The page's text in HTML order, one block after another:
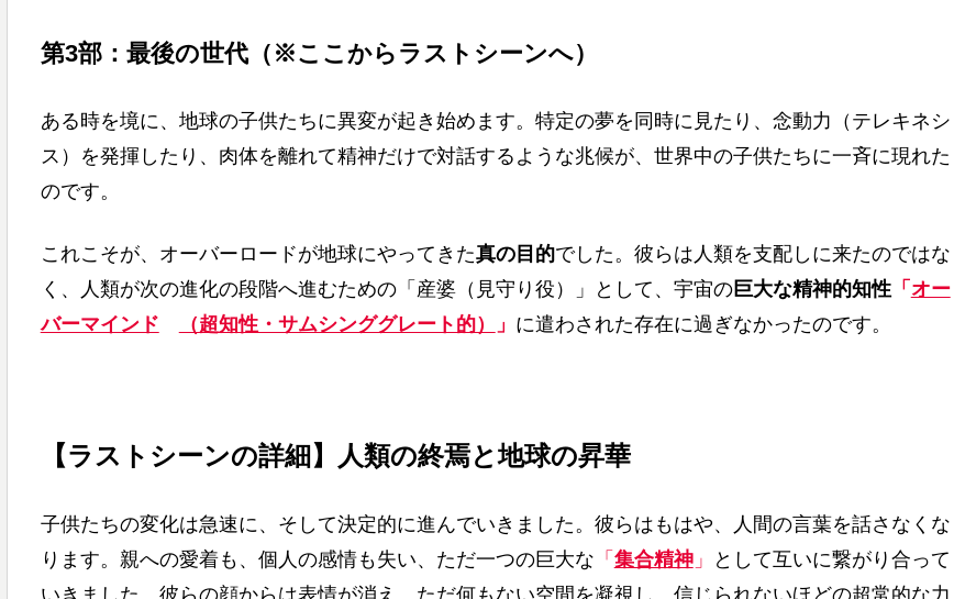
第3部：最後の世代（※ここからラストシーンへ）
ある時を境に、地球の子供たちに異変が起き始めます。特定の夢を同時に見たり、念動力（テレキネシ
ス）を発揮したり、肉体を離れて精神だけで対話するような兆候が、世界中の子供たちに一斉に現れた
のです。
これこそが、オーバーロードが地球にやってきた真の目的でした。彼らは人類を支配しに来たのではな
く、人類が次の進化の段階へ進むための「産婆（見守り役）」として、宇宙の巨大な精神的知性「 オー
バーマインド
（超知性・サムシンググレート的） 」 に遣わされた存在に過ぎなかったのです。
【ラストシーンの詳細】人類の終焉と地球の昇華
子供たちの変化は急速に、そして決定的に進んでいきました。彼らはもはや、人間の言葉を話さなくな
ります。親への愛着も、個人の感情も失い、ただ一つの巨大な 「 集合精神」
として互いに繋がり合って